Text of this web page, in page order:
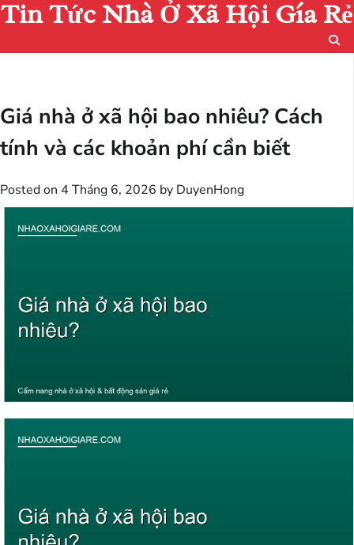
Skip
to
Tin Tức Nhà Ở Xã Hội Gía Rẻ
Giá nhà ở xã hội bao nhiêu? Cách
tính và các khoản phí cần biết
Posted on 4 Tháng 6, 2026 by DuyenHong